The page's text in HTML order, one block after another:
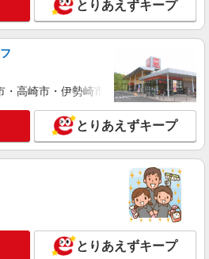
詳細を見る
サービス付高齢者向け住宅／パート／
日数時間応相談
円〜1,648円 ※経験・能力・資格等
健師・正看護師 時給1,648円 准看護師
円 〇時間外勤務手当 〇土日祝勤務手当
勤務手当 〇早朝7:00〜8:00/夜間
は時給25％UP
フリーハウス船橋夏見 千葉県船橋市夏
番40号
詳細を見る
ップ
とりあえずキープ
・高崎市・伊勢崎市・太田市・館林市
とりあえずキープ
とりあえずキープ